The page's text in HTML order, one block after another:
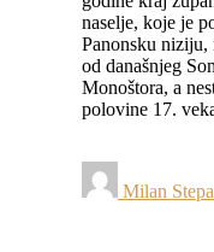
naselje, koje je
Panonsku niziju,
od današnjeg
Monoštora, a
polovine 17.
Milan